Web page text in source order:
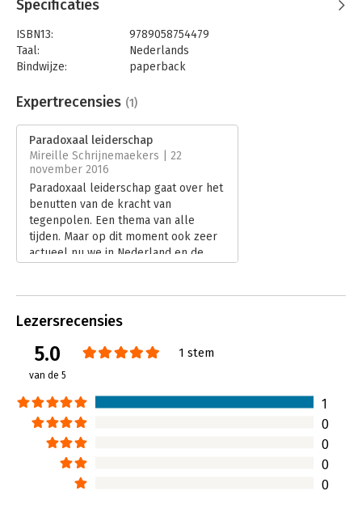
Specificaties
ISBN13:
9789058754479
Taal:
Nederlands
Bindwijze:
paperback
Uitgever:
Boom
Verschijningsdatum:
Hoofdrubriek: Leiderschap
Expertrecensies (1)
Paradoxaal leiderschap
Mireille Schrijnemaekers | 22
november 2016
Paradoxaal leiderschap gaat over het
benutten van de kracht van
tegenpolen. Een thema van alle
tijden. Maar op dit moment ook zeer
actueel nu we in Nederland en de
Lezersrecensies
5.0
van de 5
1 stem
1
0
0
0
0